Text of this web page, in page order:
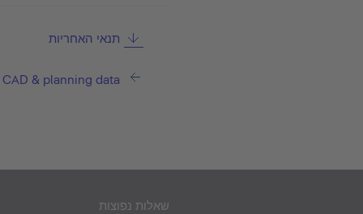
תנאי האחריות
CAD & planning data
שאלות נפוצות